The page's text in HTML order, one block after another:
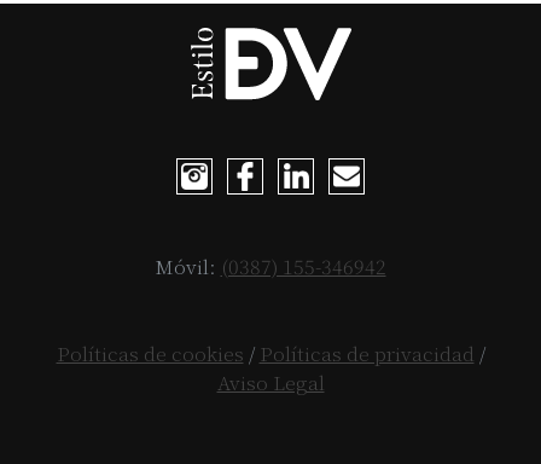
Móvil: (0387) 155-346942
Políticas de cookies / Políticas de privacidad /
Aviso Legal